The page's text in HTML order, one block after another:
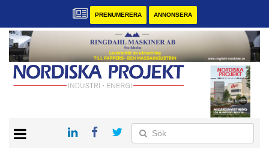
PRENUMERERA ANNONSERA